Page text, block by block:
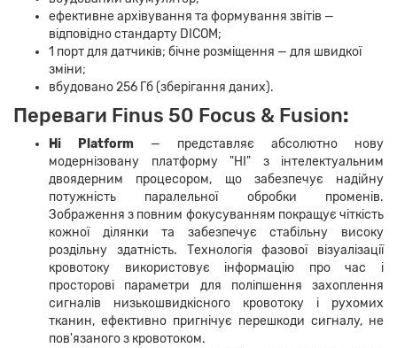
ефективне архівування та формування звітів —
відповідно стандарту D ICOM;
1 порт для датчиків; бічне розміщення — для швидкої
зміни;
вбудовано 256 Гб (зберігання даних).
Переваги Finus 50 Focus & Fusion:
Hi Platform — представляє абсолютно нову
модернізовану платформу "HI" з інтелектуальним
двоядерним процесором, що забезпечує надійну
потужність паралельної обробки променів.
Зображення з повним фокусуванням покращує чіткість
кожної ділянки та забезпечує стабільну високу
роздільну здатність. Технологія фазової візуалізації
кровотоку використовує інформацію про час і
просторові параметри для поліпшення захоплення
сигналів низькошвидкісного кровотоку і рухомих
тканин, ефективно пригнічує перешкоди сигналу, не
пов'язаного з кровотоком.